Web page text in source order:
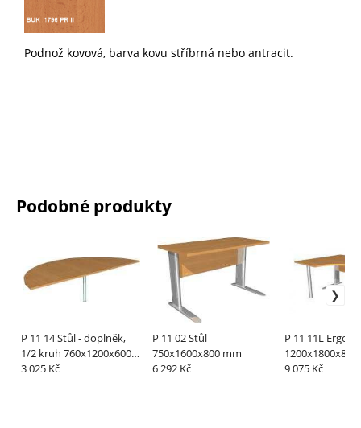
Podnož kovová, barva kovu stříbrná nebo antracit.
Podobné produkty
P 11 14 Stůl - doplněk,
1/2 kruh 760x1200x600
mm
3 025 Kč
P 11 02 Stůl
750x1600x800 mm
6 292 Kč
P 11 11L Ergo
9 075 Kč